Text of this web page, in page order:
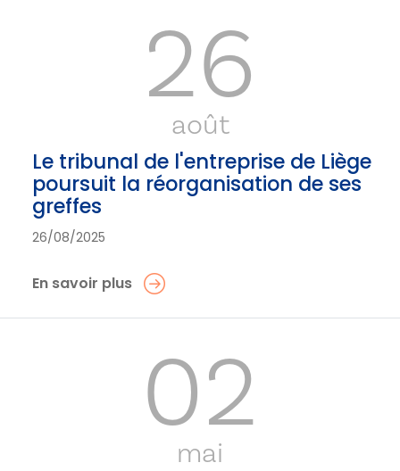
26
août
Le tribunal de l'entreprise de Liège
poursuit la réorganisation de ses
greffes
26/08/2025
En savoir plus
02
mai